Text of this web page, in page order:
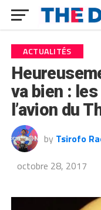
ACTUALITÉS
va bien :
l’avion du
by Tsirofo
octobre 28, 2017